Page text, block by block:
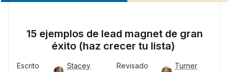
15 ejemplos de lead magnet de gran
éxito (haz crecer tu lista)
Escrito
Stacey
Revisado
Turner